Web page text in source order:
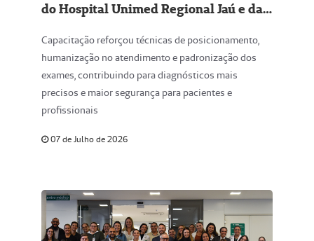
do Hospital Unimed Regional Jaú e da
treinamento
Capacitação reforçou técnicas de posicionamento,
humanização no atendimento e padronização dos
exames, contribuindo para diagnósticos mais
precisos e maior segurança para pacientes e
profissionais
07 de Julho de 2026